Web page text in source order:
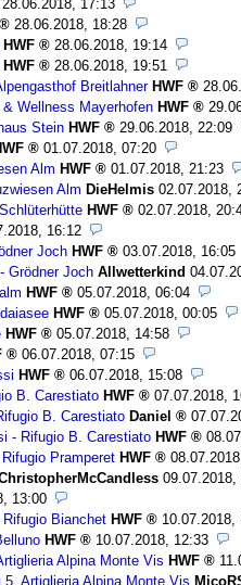
28.06.2018, 17:13
28.06.2018, 18:28
HWF
28.06.2018, 19:14
HWF
28.06.2018, 19:51
Breitlahner HWF
Wellness Mayerhofen HWF
Stein HWF
29.06.2018, 22:09
01.07.2018, 07:20
Alm HWF
01.07.2018, 21:23
Alm DieHelmis 02.07.2018,
HWF
02.07.2018,
16:12
Joch HWF
03.07.2018, 16:05
Grödner Joch Allwetterkind
HWF
05.07.2018, 06:04
HWF
05.07.2018, 00:05
HWF
05.07.2018, 14:58
06.07.2018, 07:15
HWF
06.07.2018, 15:08
B. Carestiato HWF
07.07.2018,
B. Carestiato Daniel
- Rifugio B. Carestiato HWF
Pramperet HWF
09.07.2018,
13:00
Bianchet HWF
10.07.2018,
HWF
10.07.2018, 12:33
Alpina Monte Vis HWF
Artiglieria Alpina Monte Vis